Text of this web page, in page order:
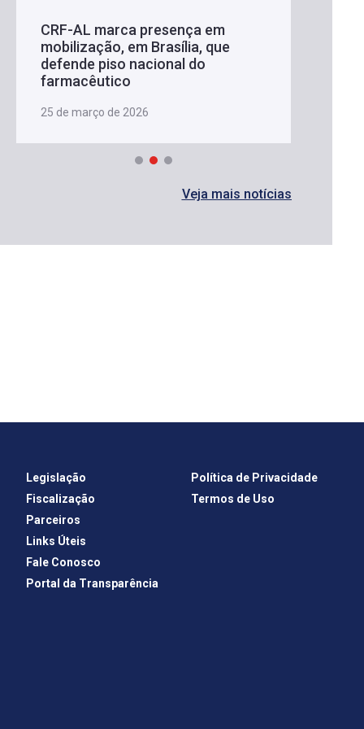
CRF-AL marca presença em
mobilização, em Brasília, que
defende piso nacional do
farmacêutico
25 de março de 2026
Veja mais notícias
Legislação
Fiscalização
Parceiros
Links Úteis
Fale Conosco
Portal da Transparência
Política de Privacidade
Termos de Uso